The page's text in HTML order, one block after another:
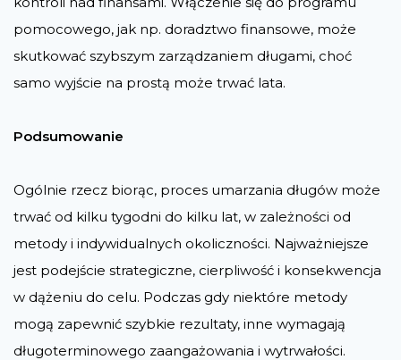
pomocowego, jak np. doradztwo finansowe, może
skutkować szybszym zarządzaniem długami, choć
samo wyjście na prostą może trwać lata.
Podsumowanie
Ogólnie rzecz biorąc, proces umarzania długów może
trwać od kilku tygodni do kilku lat, w zależności od
metody i indywidualnych okoliczności. Najważniejsze
jest podejście strategiczne, cierpliwość i konsekwencja
w dążeniu do celu. Podczas gdy niektóre metody
mogą zapewnić szybkie rezultaty, inne wymagają
długoterminowego zaangażowania i wytrwałości.